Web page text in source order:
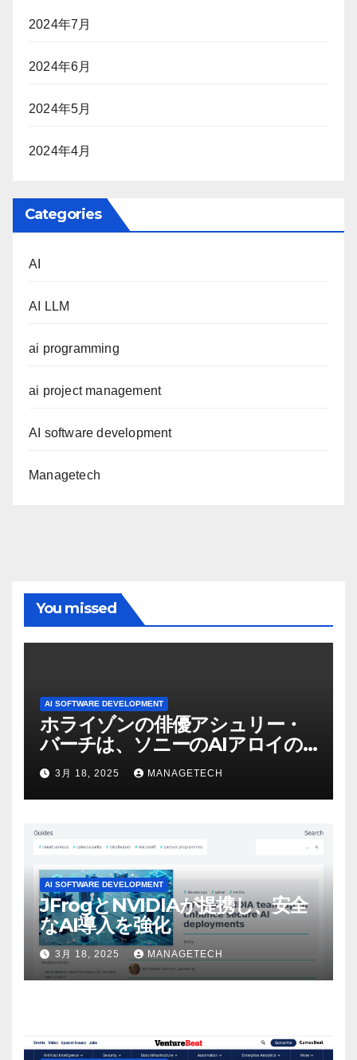
2024年7月
2024年6月
2024年5月
2024年4月
Categories
AI
AI LLM
ai programming
ai project management
AI software development
Managetech
You missed
AI SOFTWARE DEVELOPMENT
ホライゾンの俳優アシュリー・
バーチは、ソニーのAIアロイの
ビデオを見て「ゲームパフォー
マンスという芸術形式に不安を
感じた」と語る – IGN
3月 18, 2025 MANAGETECH
AI SOFTWARE DEVELOPMENT
JFrogとNVIDIAが提携し、安全
なAI導入を強化
3月 18, 2025 MANAGETECH